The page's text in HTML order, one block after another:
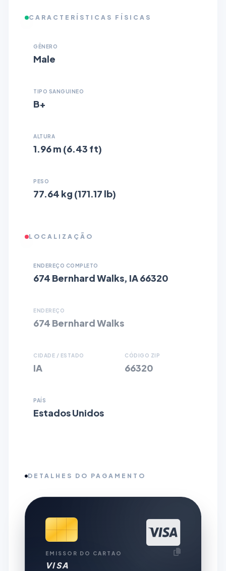
CARACTERÍSTICAS FÍSICAS
GÊNERO
Male
TIPO SANGUINEO
B+
ALTURA
1.96 m (6.43 ft)
PESO
77.64 kg (171.17 lb)
LOCALIZAÇÃO
ENDEREÇO COMPLETO
674 Bernhard Walks, IA 66320
ENDEREÇO
674 Bernhard Walks
CIDADE / ESTADO
IA
CÓDIGO ZIP
66320
PAÍS
Estados Unidos
DETALHES DO PAGAMENTO
EMISSOR DO CARTAO
VISA